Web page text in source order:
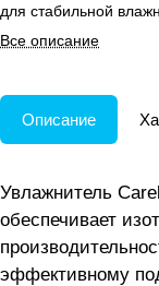
для стабильной
вентиляционных
Все описание
Описание
Увлажнитель
обеспечивает
эффективному